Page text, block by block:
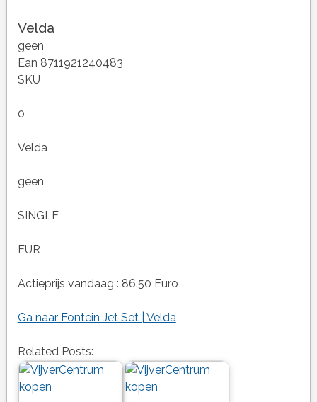
Velda
geen
Ean 8711921240483
SKU
0
Velda
geen
SINGLE
EUR
Actieprijs vandaag : 86.50 Euro
Ga naar Fontein Jet Set | Velda
Related Posts: